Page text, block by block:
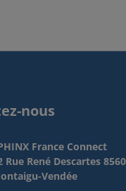
nous
France Connect
Rue René Descartes
Vendée